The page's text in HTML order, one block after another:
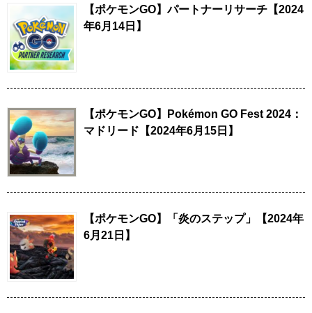
【ポケモンGO】パートナーリサーチ【2024
年6月14日】
【ポケモンGO】Pokémon GO Fest 2024：
マドリード【2024年6月15日】
【ポケモンGO】「炎のステップ」【2024年
6月21日】